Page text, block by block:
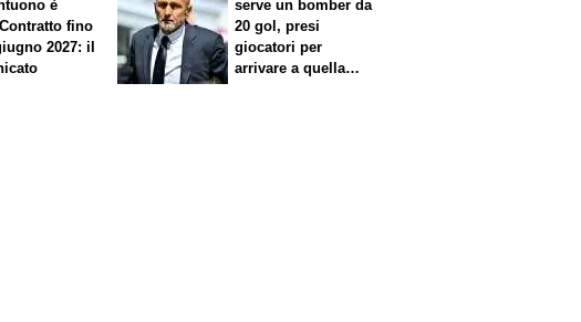
è
fino
2027: il
serve un bomber da
20 gol, presi
giocatori per
arrivare a quella